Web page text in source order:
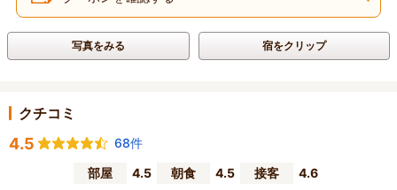
写真をみる 宿をクリップ
クチコミ
4.5
68件
部屋
4.5 朝食 4.5 接客
4.6